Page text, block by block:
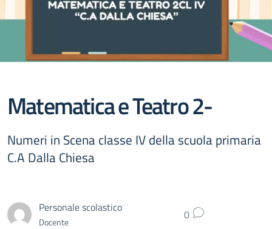
Matematica e Teatro 2-
Numeri in Scena classe IV della scuola primaria
C.A Dalla Chiesa
Personale scolastico
Docente 0